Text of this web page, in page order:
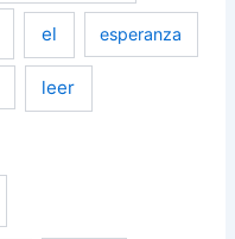
el esperanza
leer